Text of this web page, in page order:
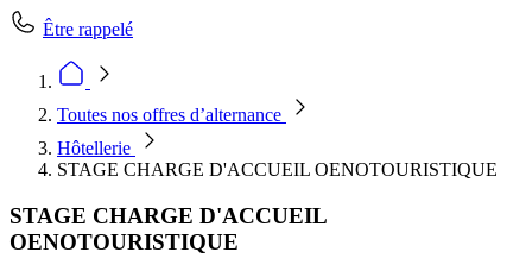
Être rappelé
Toutes nos offres d’alternance
Hôtellerie
STAGE CHARGE D'ACCUEIL OENOTOURISTIQUE
STAGE CHARGE D'ACCUEIL
OENOTOURISTIQUE